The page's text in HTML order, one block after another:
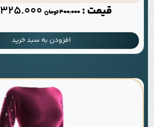
قیمت :400.000تومان 325.000
افزودن به سبد خرید